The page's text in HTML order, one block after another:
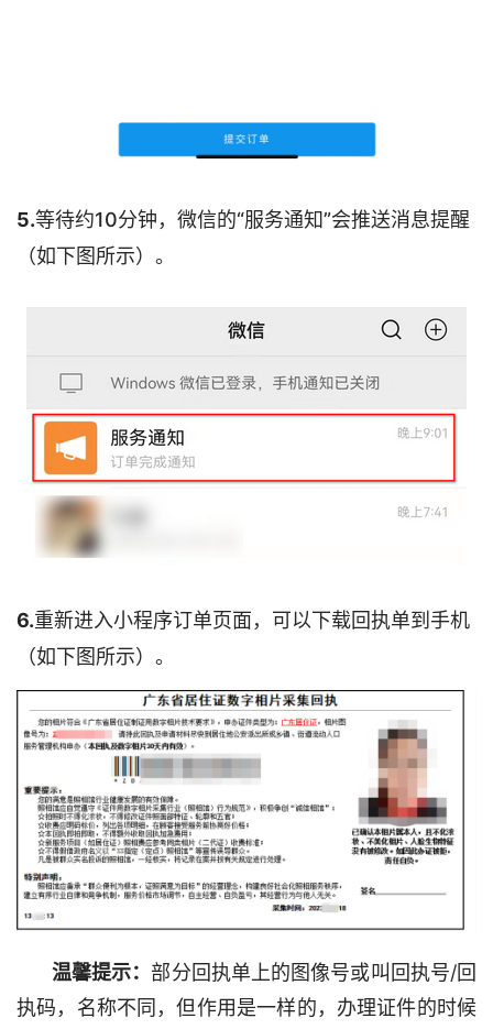
5.等待约10分钟，微信的“服务通知”会推送消息提醒
（如下图所示）。
6.重新进入小程序订单页面，可以下载回执单到手机
（如下图所示）。
温馨提示： 部分回执单上的图像号或叫回执号/回
执码，名称不同，但作用是一样的，办理证件的时候